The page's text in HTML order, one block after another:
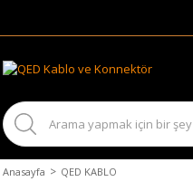
Anasayfa QED KABLO